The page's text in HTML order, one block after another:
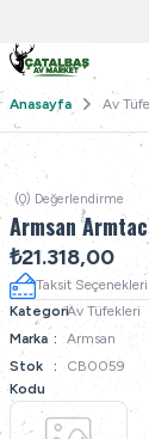
Anasayfa Av
(0) Değerlendirme
Armsan
₺21.318,00
Taksit Seçenekleri
KategoriAv Tüfekleri
Marka
Armsan
Stok
Kodu
CB0059